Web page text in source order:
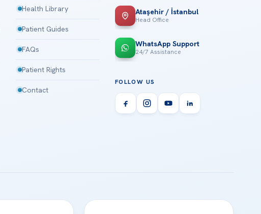
Health Library
Patient Guides
FAQs
Patient Rights
Contact
Ataşehir / İstanbul
Head Office
WhatsApp Support
24/7 Assistance
FOLLOW US